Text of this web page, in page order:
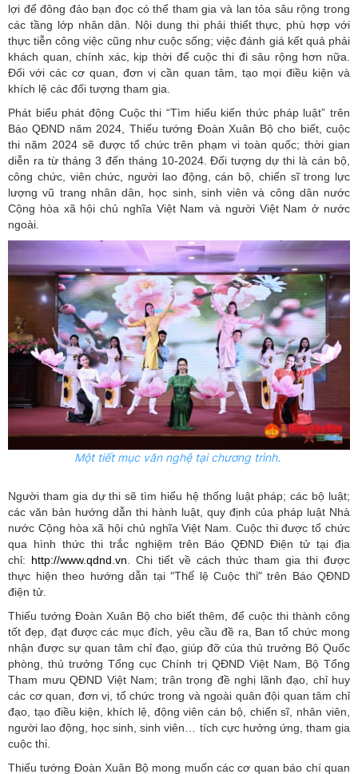
lợi để đông đảo bạn đọc có thể tham gia và lan tỏa sâu rộng trong
các tầng lớp nhân dân. Nội dung thi phải thiết thực, phù hợp với
thực tiễn công việc cũng như cuộc sống; việc đánh giá kết quả phải
khách quan, chính xác, kịp thời để cuộc thi đi sâu rộng hơn nữa.
Đối với các cơ quan, đơn vị cần quan tâm, tạo mọi điều kiện và
khích lệ các đối tượng tham gia.
Phát biểu phát động Cuộc thi “Tìm hiểu kiến thức pháp luật” trên
Báo QĐND năm 2024, Thiếu tướng Đoàn Xuân Bộ cho biết, cuộc
thi năm 2024 sẽ được tổ chức trên phạm vi toàn quốc; thời gian
diễn ra từ tháng 3 đến tháng 10-2024. Đối tượng dự thi là cán bộ,
công chức, viên chức, người lao động, cán bộ, chiến sĩ trong lực
lượng vũ trang nhân dân, học sinh, sinh viên và công dân nước
Cộng hòa xã hội chủ nghĩa Việt Nam và người Việt Nam ở nước
ngoài.
Một tiết mục văn nghệ tại chương trình.
Người tham gia dự thi sẽ tìm hiểu hệ thống luật pháp; các bộ luật;
các văn bản hướng dẫn thi hành luật, quy định của pháp luật Nhà
nước Cộng hòa xã hội chủ nghĩa Việt Nam. Cuộc thi được tổ chức
qua hình thức thi trắc nghiệm trên Báo QĐND Điện tử tại địa
chỉ: http://www.qdnd.vn . Chi tiết về cách thức tham gia thi được
thực hiện theo hướng dẫn tại “Thể lệ Cuộc thi”trên Báo QĐND
điện tử.
Thiếu tướng Đoàn Xuân Bộ cho biết thêm, để cuộc thi thành công
tốt đẹp, đạt được các mục đích, yêu cầu đề ra, Ban tổ chức mong
nhận được sự quan tâm chỉ đạo, giúp đỡ của thủ trưởng Bộ Quốc
phòng, thủ trưởng Tổng cục Chính trị QĐND Việt Nam, Bộ Tổng
Tham mưu QĐND Việt Nam; trân trọng đề nghị lãnh đạo, chỉ huy
các cơ quan, đơn vị, tổ chức trong và ngoài quân đội quan tâm chỉ
đạo, tạo điều kiện, khích lệ, động viên cán bộ, chiến sĩ, nhân viên,
người lao động, học sinh, sinh viên… tích cực hưởng ứng, tham gia
cuộc thi.
Thiếu tướng Đoàn Xuân Bộ mong muốn các cơ quan báo chí quan